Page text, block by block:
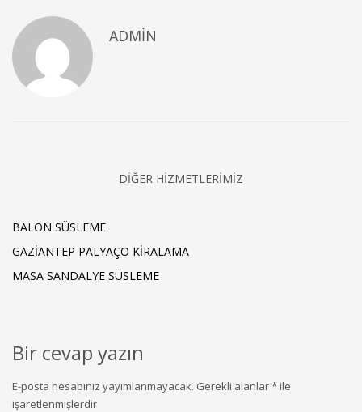
ADMIN
DIĞER HIZMETLERIMIZ
BALON SÜSLEME
GAZIANTEP PALYAÇO KIRALAMA
MASA SANDALYE SÜSLEME
Bir cevap yazın
E-posta hesabınız yayımlanmayacak. Gerekli alanlar*ile
işaretlenmişlerdir